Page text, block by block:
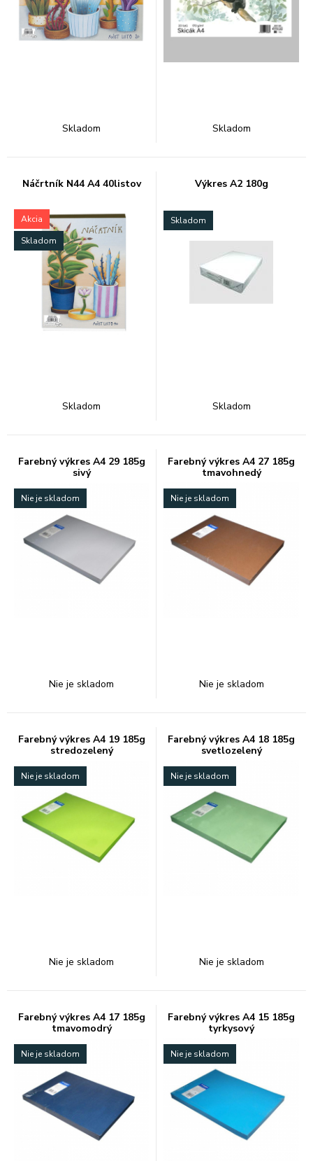
Skladom Skladom
Náčrtník N44 A4 40listov
Akcia
Skladom
Skladom
Výkres A2 180g
Skladom
Skladom
Farebný výkres A4 29 185g
sivý
Nie je skladom
Nie je skladom
Farebný výkres A4 27 185g
tmavohnedý
Nie je skladom
Nie je skladom
Farebný výkres A4 19 185g
stredozelený
Nie je skladom
Nie je skladom
Farebný výkres A4 18 185g
svetlozelený
Nie je skladom
Nie je skladom
Farebný výkres A4 17 185g
tmavomodrý
Nie je skladom
Farebný výkres A4 15 185g
tyrkysový
Nie je skladom